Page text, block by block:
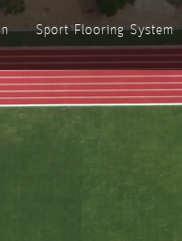
Sport Flooring System